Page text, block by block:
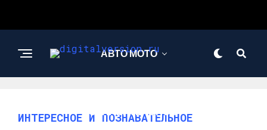
АВТО МОТО
ПОЗНАВАТЕЛЬНОЕ
ИНТЕРЕСНОЕ И ПОЗНАВАТЕЛЬНОЕ